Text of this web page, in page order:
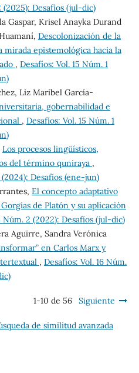
(2025): Desafíos (jul-dic)
Gaspar, Krisel Anayka Durand
Descolonización de la
mirada epistemológica hacia la
, Desafíos: Vol. 15 Núm. 1
Liz Maribel García-
gobernabilidad e
, Desafíos: Vol. 15 Núm. 1
Los procesos lingüísticos,
del término quniraya ,
(2024): Desafíos (ene-jun)
El concepto adaptativo
de Platón y su aplicación
Núm. 2 (2022): Desafíos (jul-dic)
Aguirre, Sandra Verónica
en Carlos Marx y
, Desafíos: Vol. 16 Núm.
1-10 de 56 Siguiente
de similitud avanzada